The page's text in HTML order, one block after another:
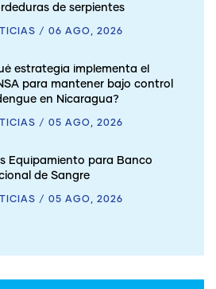
de serpientes
/ 06 AGO, 2026
estrategia implementa el
para mantener bajo control
en Nicaragua?
/ 05 AGO, 2026
Equipamiento para Banco
de Sangre
/ 05 AGO, 2026